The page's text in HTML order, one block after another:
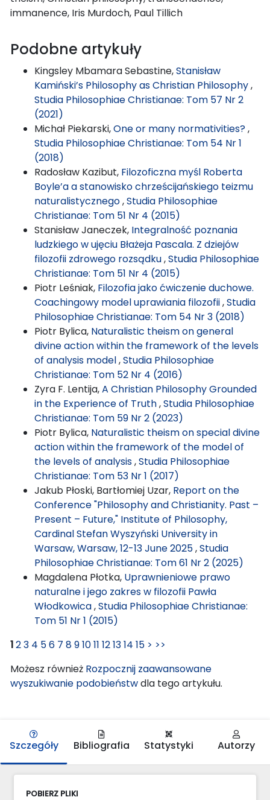
immanence, Iris Murdoch, Paul Tillich
Podobne artykuły
Kingsley Mbamara Sebastine,Stanisław
Kamiński’s Philosophy as Christian Philosophy,
Studia Philosophiae Christianae: Tom 57 Nr 2
(2021)
Michał Piekarski,One or many normativities?,
Studia Philosophiae Christianae: Tom 54 Nr 1
(2018)
Radosław Kazibut, Filozoficzna myśl Roberta
Boyle’a a stanowisko chrześcijańskiego teizmu
naturalistycznego,Studia Philosophiae
Christianae: Tom 51 Nr 4 (2015)
Stanisław Janeczek, Integralność poznania
ludzkiego w ujęciu Błażeja Pascala. Z dziejów
filozofii zdrowego rozsądku,Studia Philosophiae
Christianae: Tom 51 Nr 4 (2015)
Piotr Leśniak, Filozofia jako ćwiczenie duchowe.
Coachingowy model uprawiania filozofii,Studia
Philosophiae Christianae: Tom 54 Nr 3 (2018)
Piotr Bylica, Naturalistic theism on general
divine action within the framework of the levels
of analysis model,Studia Philosophiae
Christianae: Tom 52 Nr 4 (2016)
Zyra F. Lentija,A Christian Philosophy Grounded
in the Experience of Truth,Studia Philosophiae
Christianae: Tom 59 Nr 2 (2023)
Piotr Bylica, Naturalistic theism on special divine
action within the framework of the model of
the levels of analysis,Studia Philosophiae
Christianae: Tom 53 Nr 1 (2017)
Jakub Płoski, Bartłomiej Uzar, Report on the
Conference "Philosophy and Christianity. Past –
Present – Future," Institute of Philosophy,
Cardinal Stefan Wyszyński University in
Warsaw, Warsaw, 12-13 June 2025,Studia
Philosophiae Christianae: Tom 61 Nr 2 (2025)
Magdalena Płotka, Uprawnieniowe prawo
naturalne i jego zakres w filozofii Pawła
Włodkowica,Studia Philosophiae Christianae:
Tom 51 Nr 1 (2015)
123 4 56 7 891011 121314 15 > >>
Możesz również Rozpocznij zaawansowane
wyszukiwanie podobieństwdla tego artykułu.
Szczegóły Bibliografia Statystyki Autorzy
POBIERZ PLIKI